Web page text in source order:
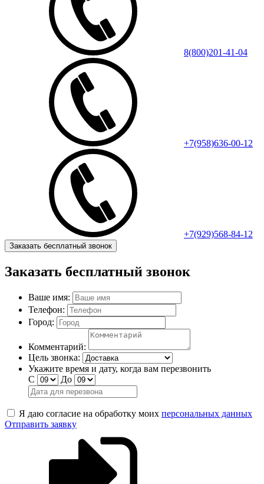
8(800)201-41-04
+7(958)636-00-12
+7(929)568-84-12
Заказать бесплатный звонок
Заказать бесплатный звонок
Ваше имя:
Телефон:
Город:
Комментарий:
Цель звонка:
Укажите время и дату, когда вам перезвонить
С
До
Я даю согласие на обработку моих персональных данных
Отправить заявку